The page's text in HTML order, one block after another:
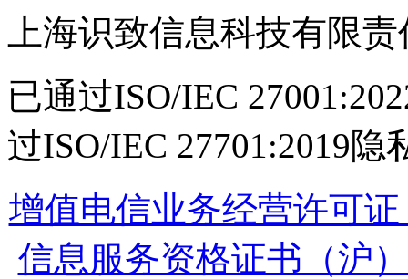
上海识致信息科技有限
已通过ISO/IEC
过ISO/IEC 27701:2019
增值电信业务经营许可证
信息服务资格证书（沪